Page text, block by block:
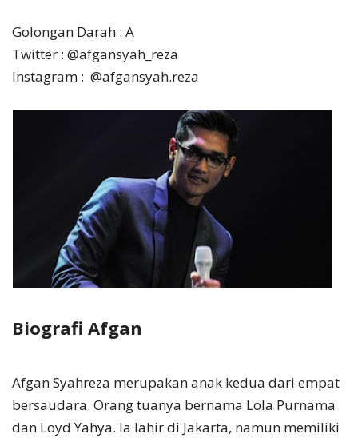
Golongan Darah : A
Twitter : @afgansyah_reza
Instagram : @afgansyah.reza
Biografi Afgan
Afgan Syahreza merupakan anak kedua dari empat
bersaudara. Orang tuanya bernama Lola Purnama
dan Loyd Yahya. Ia lahir di Jakarta, namun memiliki